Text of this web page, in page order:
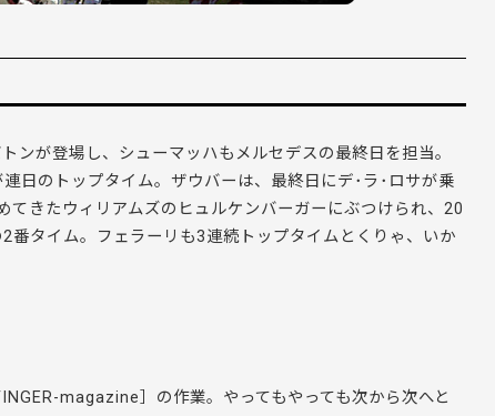
が登場し、シューマッハもメルセデスの最終日を担当。
日のトップタイム。ザウバーは、最終日にデ･ラ･ロサが乗
きたウィリアムズのヒュルケンバーガーにぶつけられ、20
タイム。フェラーリも3連続トップタイムとくりゃ、いか
magazine］の作業。やってもやっても次から次へと